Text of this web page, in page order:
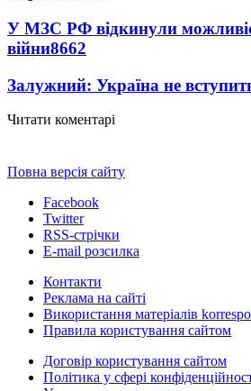
У МЗС РФ відкинули
війни8662
Залужний: Україна не
Читати коментарі
Повна версія сайту
Facebook
Twitter
RSS-стрічки
E-mail розсилка
Контакти
Реклама на сайті
Використання матеріалів
Правила користування сайтом
Договір користування сайтом
Політика у сфері